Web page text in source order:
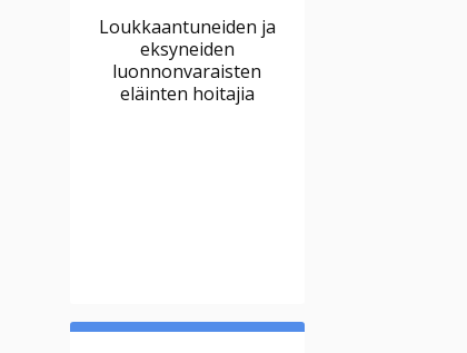
Loukkaantuneiden ja
eksyneiden
luonnonvaraisten
eläinten hoitajia